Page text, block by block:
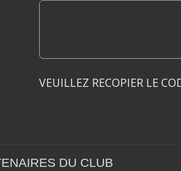
VEUILLEZ RECOPIER LE
DU CLUB